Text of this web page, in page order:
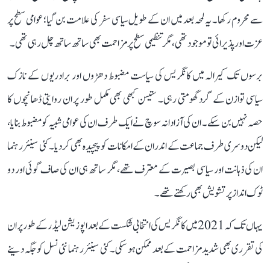
سے محروم رکھا۔ یہ لمحہ بعد میں ان کے طویل سیاسی سفر کی علامت بن گیا؛ عوامی سطح پر
عزت اور پذیرائی تو موجود تھی، مگر تنظیمی سطح پر مزاحمت بھی ساتھ ساتھ چل رہی تھی۔
برسوں تک کیرالہ میں کانگریس کی سیاست مضبوط دھڑوں اور برادریوں کے نازک
سیاسی توازن کے گرد گھومتی رہی۔ ستیسن کبھی بھی مکمل طور پر ان روایتی ڈھانچوں کا
حصہ نہیں بن سکے۔ ان کی آزادانہ سوچ نے ایک طرف ان کی عوامی شبیہ کو مضبوط بنایا،
لیکن دوسری طرف جماعت کے اندر ان کے امکانات کو پیچیدہ بھی کر دیا۔ کئی سینئر رہنما
ان کی ذہانت اور سیاسی بصیرت کے معترف تھے، مگر ساتھ ہی ان کی صاف گوئی اور دو
ٹوک انداز پر تشویش بھی رکھتے تھے۔
یہاں تک کہ 2021 میں کانگریس کی انتخابی شکست کے بعد اپوزیشن لیڈر کے طور پر ان
کی تقرری بھی شدید مزاحمت کے بعد ممکن ہو سکی۔ کئی سینئر رہنما نئی نسل کو جگہ دینے